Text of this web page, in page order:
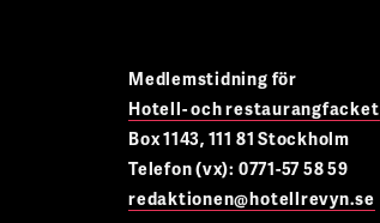
Medlemstidning för
Hotell- och restaurangfacket
Box 1143, 111 81 Stockholm
Telefon (vx): 0771-57 58 59
redaktionen@hotellrevyn.se